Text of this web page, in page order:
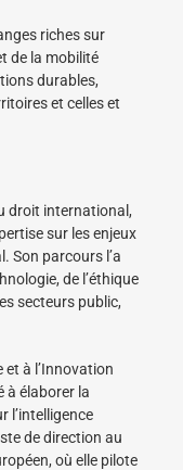
riches sur
de la mobilité
durables,
et celles et
droit international,
sur les enjeux
Son parcours l’a
de l’éthique
secteurs public,
et à l’Innovation
à élaborer la
l’intelligence
de direction au
où elle pilote